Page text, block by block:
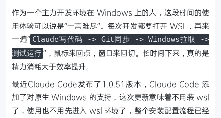
作为一个主力开发环境在 Windows 上的人，这段时间的使
用体验可以说是“一言难尽”。每次开发都要打开 WSL，再来
一遍“ Claude写代码 -> Git同步 -> Windows拉取 ->
测试运行 ”，鼠标来回点，窗口来回切。长时间下来，真的是
精力消耗大于效率提升。
最近Claude Code发布了1.0.51版本，Claude Code 添
加了对原生 Windows 的支持，这次更新意味着不用装 wsl
了，使用也不用先进入 wsl 环境了，整个安装配置流程已经